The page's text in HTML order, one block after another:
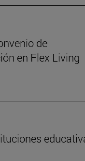
de
en Flex Living